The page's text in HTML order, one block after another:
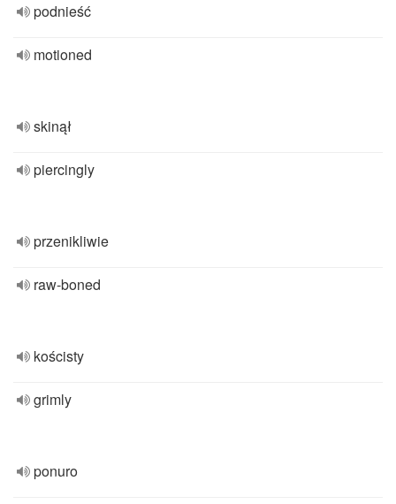
podnieść
motioned
skinął
piercingly
przenikliwie
raw-boned
kościsty
grimly
ponuro